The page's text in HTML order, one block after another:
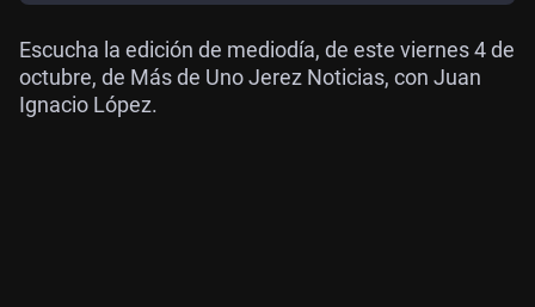
Escucha la edición de mediodía, de este viernes 4 de
octubre, de Más de Uno Jerez Noticias, con Juan
Ignacio López.